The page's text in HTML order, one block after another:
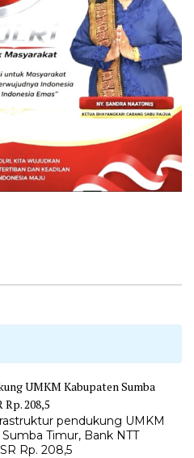
pendukung UMKM
Timur, Bank NTT
Rp. 208,5